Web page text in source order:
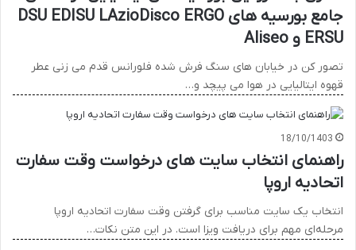
جامع بورسیه های DSU EDISU LAzioDisco ERGO
ERSU و Aliseo
تصور کن در خیابان های سنگ فرش شده فلورانس قدم می زنی عطر
قهوه ایتالیایی در هوا می پیچد و…
18/10/1403
راهنمای انتخاب سایت های درخواست وقت سفارت
اتحادیه اروپا
انتخاب یک سایت مناسب برای گرفتن وقت سفارت اتحادیه اروپا
مرحله‌ای مهم برای دریافت ویزا است. در این متن نکات…